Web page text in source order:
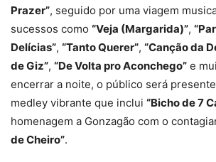
Prazer”, seguido por uma viagem
sucessos como “Veja (Margarida)”,
Delícias”, “Tanto Querer”, “Canção da
de Giz”, “De Volta pro Aconchego” e
encerrar a noite, o público será
medley vibrante que inclui “Bicho de 7
homenagem a Gonzagão com o
de Cheiro”.